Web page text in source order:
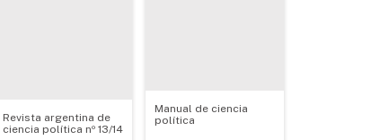
Revista argentina de
ciencia política nº 13/14
Manual de ciencia
política